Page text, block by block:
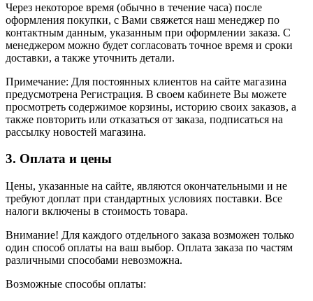
Через некоторое время (обычно в течение часа) после
оформления покупки, с Вами свяжется наш менеджер по
контактным данным, указанным при оформлении заказа. С
менеджером можно будет согласовать точное время и сроки
доставки, а также уточнить детали.
Примечание: Для постоянных клиентов на сайте магазина
предусмотрена Регистрация. В своем кабинете Вы можете
просмотреть содержимое корзины, историю своих заказов, а
также повторить или отказаться от заказа, подписаться на
рассылку новостей магазина.
3. Оплата и цены
Цены, указанные на сайте, являются окончательными и не
требуют доплат при стандартных условиях поставки. Все
налоги включены в стоимость товара.
Внимание! Для каждого отдельного заказа возможен только
один способ оплаты на ваш выбор. Оплата заказа по частям
различными способами невозможна.
Возможные способы оплаты: